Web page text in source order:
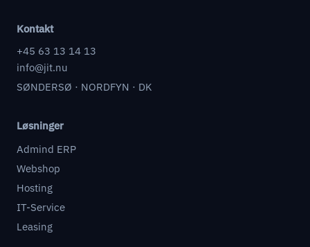
Kontakt
+45 63 13 14 13
info@jit.nu
SØNDERSØ · NORDFYN · DK
Løsninger
Admind ERP
Webshop
Hosting
IT-Service
Leasing